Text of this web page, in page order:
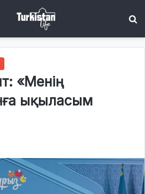
«Менің
ықыласым